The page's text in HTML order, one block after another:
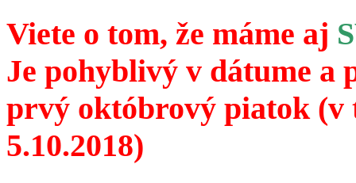
Viete o tom, že máme aj
Je pohyblivý v dátume a
prvý októbrový piatok
5.10.2018)